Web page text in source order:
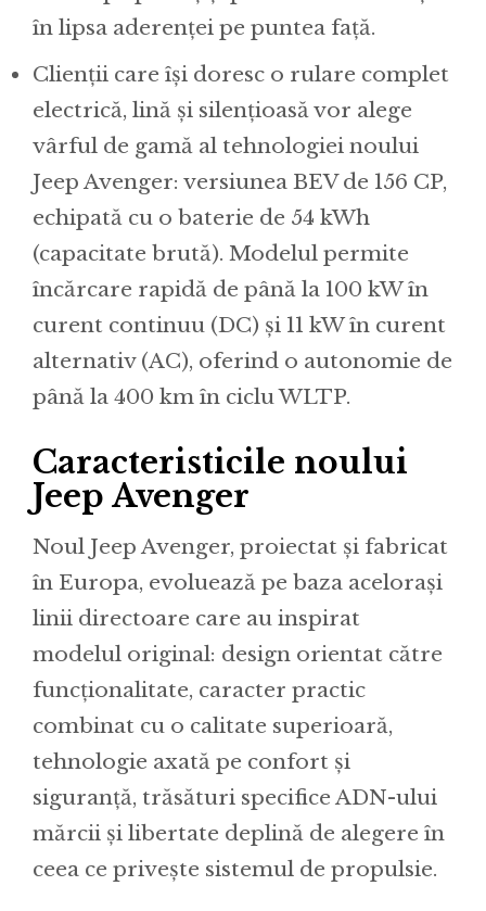
în lipsa aderenței pe puntea față.
Clienții care își doresc o rulare complet
electrică, lină și silențioasă vor alege
vârful de gamă al tehnologiei noului
Jeep Avenger: versiunea BEV de 156 CP,
echipată cu o baterie de 54 kWh
(capacitate brută). Modelul permite
încărcare rapidă de până la 100 kW în
curent continuu (DC) și 11 kW în curent
alternativ (AC), oferind o autonomie de
până la 400 km în ciclu WLTP.
Caracteristicile noului
Jeep Avenger
Noul Jeep Avenger, proiectat și fabricat
în Europa, evoluează pe baza acelorași
linii directoare care au inspirat
modelul original: design orientat către
funcționalitate, caracter practic
combinat cu o calitate superioară,
tehnologie axată pe confort și
siguranță, trăsături specifice ADN-ului
mărcii și libertate deplină de alegere în
ceea ce privește sistemul de propulsie.